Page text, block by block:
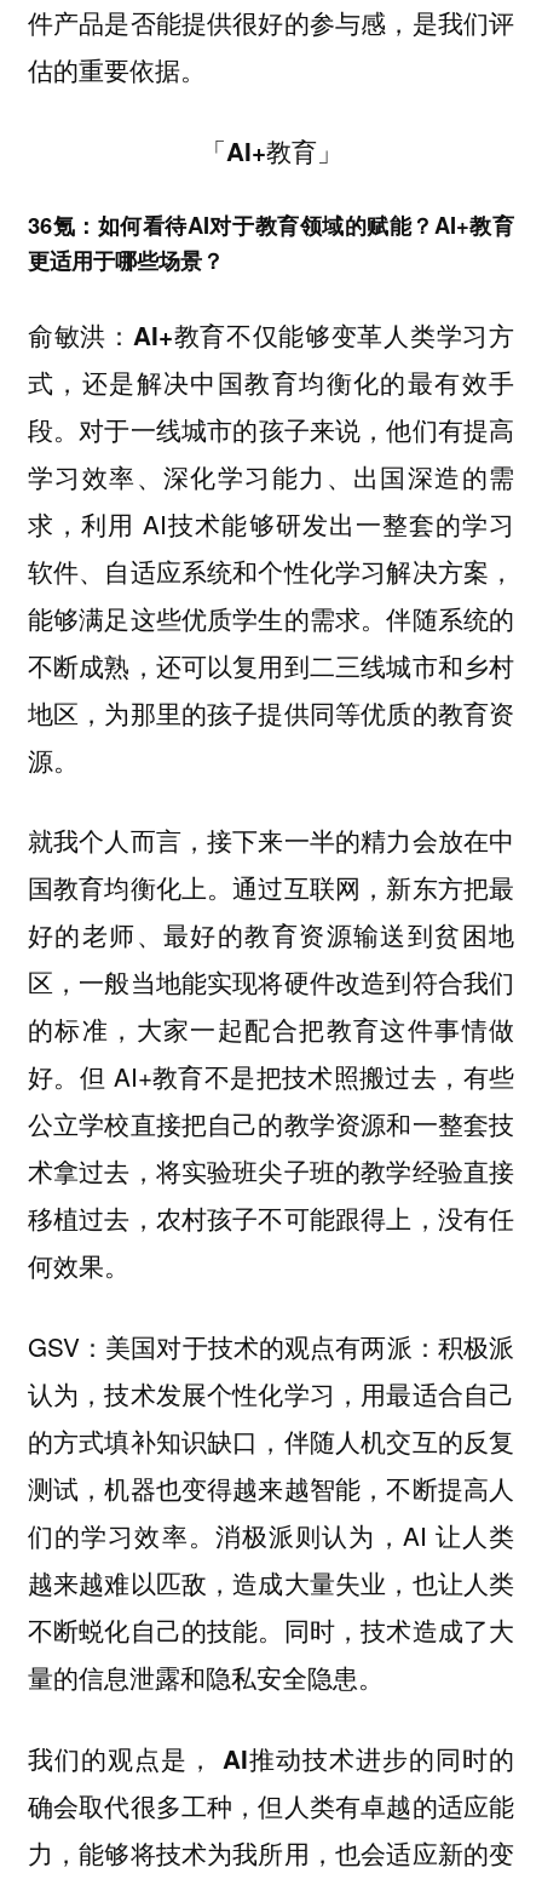
件产品是否能提供很好的参与感 ，是我们评
估的重要依据。
「AI+教育」
36氪：如何看待AI对于教育领域的赋能？AI+教育
更适用于哪些场景？
俞敏洪： AI+教育不仅能够变革人类学习方
式，还是解决中国教育均衡化的最有效手
段。对于一线城市的孩子来说，他们有提高
学习效率、深化学习能力、出国深造的需
求，利用 AI技术能够研发出一整套的学习
软件、自适应系统和个性化学习解决方案，
能够满足这些优质学生的需求。伴随系统的
不断成熟，还可以复用到二三线城市和乡村
地区，为那里的孩子提供同等优质的教育资
源。
就我个人而言，接下来一半的精力会放在中
国教育均衡化上。通过互联网，新东方把最
好的老师、最好的教育资源输送到贫困地
区，一般当地能实现将硬件改造到符合我们
的标准，大家一起配合把教育这件事情做
好。但 AI+教育不是把技术照搬过去，有些
公立学校直接把自己的教学资源和一整套技
术拿过去，将实验班尖子班的教学经验直接
移植过去，农村孩子不可能跟得上，没有任
何效果。
GSV：美国对于技术的观点有两派：积极派
认为，技术发展个性化学习，用最适合自己
的方式填补知识缺口，伴随人机交互的反复
测试，机器也变得越来越智能，不断提高人
们的学习效率。消极派则认为，AI 让人类
越来越难以匹敌，造成大量失业，也让人类
不断蜕化自己的技能。同时，技术造成了大
量的信息泄露和隐私安全隐患。
我们的观点是， AI推动技术进步的同时的
确会取代很多工种，但人类有卓越的适应能
力，能够将技术为我所用，也会适应新的变